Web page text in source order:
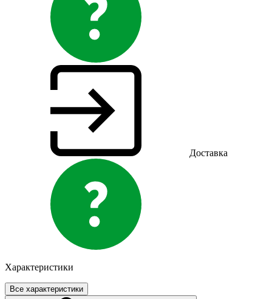
Доставка
Характеристики
Все характеристики